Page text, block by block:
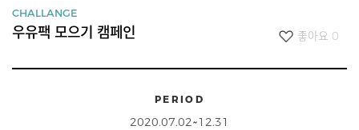
CHALLANGE
우유팩 모으기 캠페인 좋아요 0
PERIOD
2020.07.02~12.31